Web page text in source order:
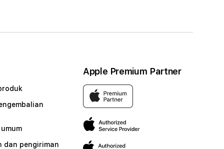
dan pengiriman
Apple Premium Partner